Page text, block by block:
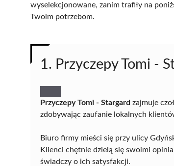
wyselekcjonowane, zanim trafiły na
Twoim potrzebom.
1. Przyczepy Tomi -
Przyczepy Tomi - Stargard zajmuje
zdobywając zaufanie lokalnych
Biuro firmy mieści się przy ulicy
Klienci chętnie dzielą się swoimi
świadczy o ich satysfakcji.